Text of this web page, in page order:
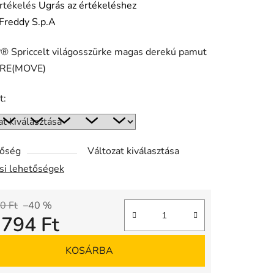
Ugrás az értékeléshez
Freddy S.p.A
Spriccelt világosszürke magas derekú pamut
Változat kiválasztása
lehetőségek
Ft –40 %
Ft
KOSÁRBA